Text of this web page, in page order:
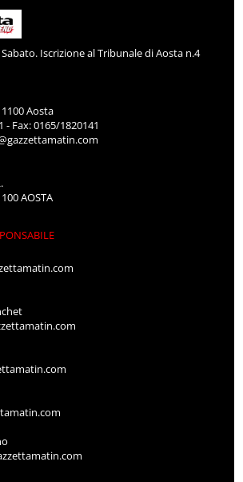
Iscrizione al Tribunale di Aosta n.4
Aosta
- Fax: 0165/1820141
AOSTA